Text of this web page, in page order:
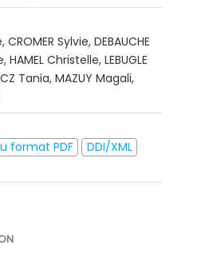
CROMER Sylvie, DEBAUCHE
HAMEL Christelle, LEBUGLE
Tania, MAZUY Magali,
format PDF
DDI/XML